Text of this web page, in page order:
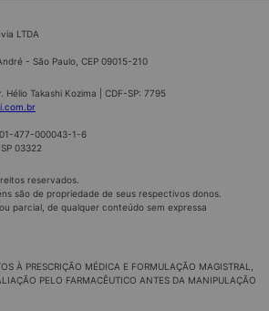
LTDA
- São Paulo, CEP 09015-210
Takashi Kozima | CDF-SP: 7795
477-000043-1-6
03322
reservados.
são de propriedade de seus respectivos donos.
parcial, de qualquer conteúdo sem expressa
À PRESCRIÇÃO MÉDICA E FORMULAÇÃO MAGISTRAL,
PELO FARMACÊUTICO ANTES DA MANIPULAÇÃO